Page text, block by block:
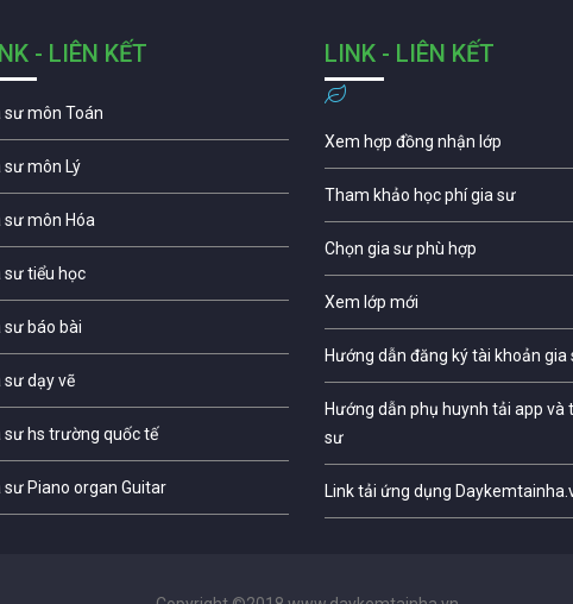
- LIÊN KẾT
sư môn Toán
sư môn Lý
sư môn Hóa
sư tiểu học
sư báo bài
sư dạy vẽ
sư hs trường quốc tế
sư Piano organ Guitar
LINK - LIÊN KẾT
Xem hợp đồng nhận lớp
Tham khảo học phí gia sư
Chọn gia sư phù hợp
Xem lớp mới
Hướng dẫn đăng ký tài khoản gia
Hướng dẫn phụ huynh tải app và
sư
Link tải ứng dụng